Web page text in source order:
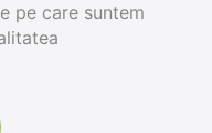
19%
pe care suntem